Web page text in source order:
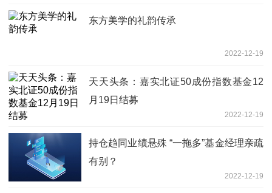
东方美学的礼韵传承
2022-12-19
天天头条：嘉实北证50成份指数基金12
月19日结募
2022-12-19
持仓趋同业绩悬殊 “一拖多”基金经理亲疏
有别？
2022-12-19